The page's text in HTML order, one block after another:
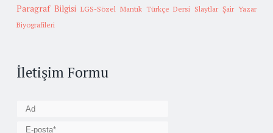
Paragraf Bilgisi LGS-Sözel Mantık Türkçe Dersi Slaytlar Şair Yazar
Biyografileri
İletişim Formu